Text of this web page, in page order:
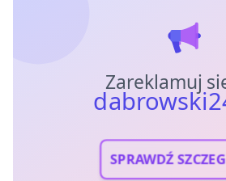
Zareklamuj
SPRAWDŹ